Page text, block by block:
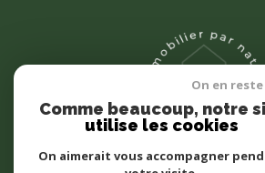
On en reste
Comme beaucoup, notre
utilise les cookies
On aimerait vous accompagner